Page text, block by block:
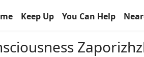
Keep Up You Can Help